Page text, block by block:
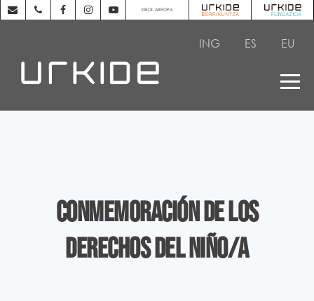
KIROL ARROPA
ING ES EU
Conmemoración de los
Derechos del Niño/a